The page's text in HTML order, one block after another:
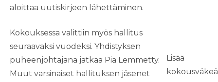
aloittaa uutiskirjeen lähettäminen.
Lisää
kokousväkeä
Kokouksessa valittiin myös hallitus
seuraavaksi vuodeksi. Yhdistyksen
puheenjohtajana jatkaa Pia Lemmetty.
Muut varsinaiset hallituksen jäsenet